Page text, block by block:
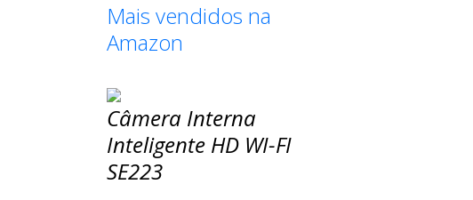
Mais vendidos na
Amazon
Câmera Interna
Inteligente HD WI-FI
SE223